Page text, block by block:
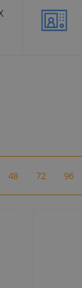
48 72 96